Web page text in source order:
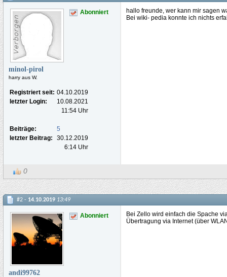
Abonniert
minol-pirol
harry aus W.
Registriert seit: 04.10.2019
letzter Login:
10.08.2021
11:54 Uhr
Beiträge:
5
letzter Beitrag:
30.12.2019
6:14 Uhr
hallo freunde, wer kann mir sagen
Bei wiki- pedia konnte ich nichts
0
#2 - 14.10.2019 13:49
Abonniert
andi99762
Bei Zello wird einfach die Spache
Übertragung via Internet (über